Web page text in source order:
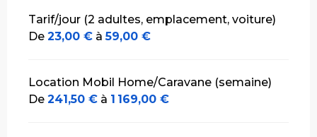
Tarifs 2026
Tarif/jour (2 adultes, emplacement, voiture)
De 23,00 € à59,00 €
Location Mobil Home/Caravane (semaine)
De 241,50 € à 1 169,00 €